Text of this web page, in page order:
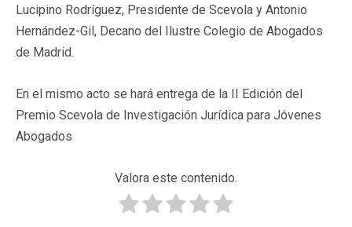
Lucipino Rodríguez, Presidente de Scevola y Antonio
Hernández-Gil, Decano del Ilustre Colegio de Abogados
de Madrid.
En el mismo acto se hará entrega de la II Edición del
Premio Scevola de Investigación Jurídica para Jóvenes
Abogados
Valora este contenido.